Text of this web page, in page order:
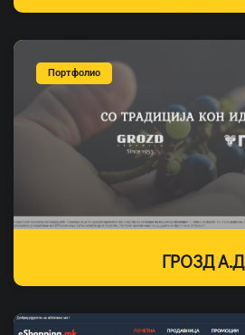
Портфолио
ГРОЗД А.Д